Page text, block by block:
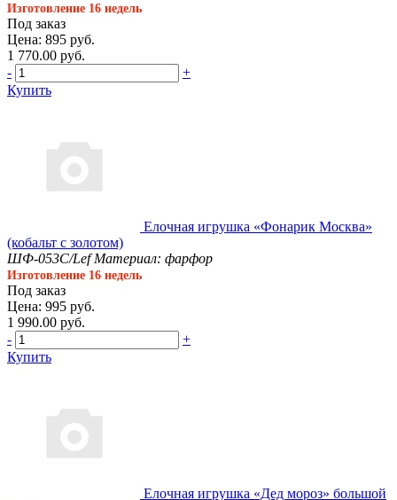
Изготовление 16 недель
Под заказ
Цена: 895 руб.
1 770.00 руб.
-
+
Купить
Елочная игрушка «Фонарик Москва»
(кобальт с золотом)
ШФ-053С/Lef Материал: фарфор
Изготовление 16 недель
Под заказ
Цена: 995 руб.
1 990.00 руб.
-
+
Купить
Елочная игрушка «Дед мороз» большой